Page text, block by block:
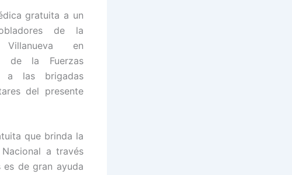
gratuita a un
de la
en
de la Fuerzas
a las brigadas
del presente
que brinda la
a través
de gran ayuda